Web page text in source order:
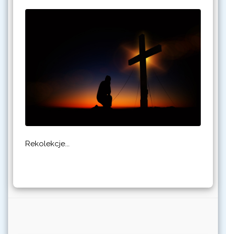
Rekolekcje...